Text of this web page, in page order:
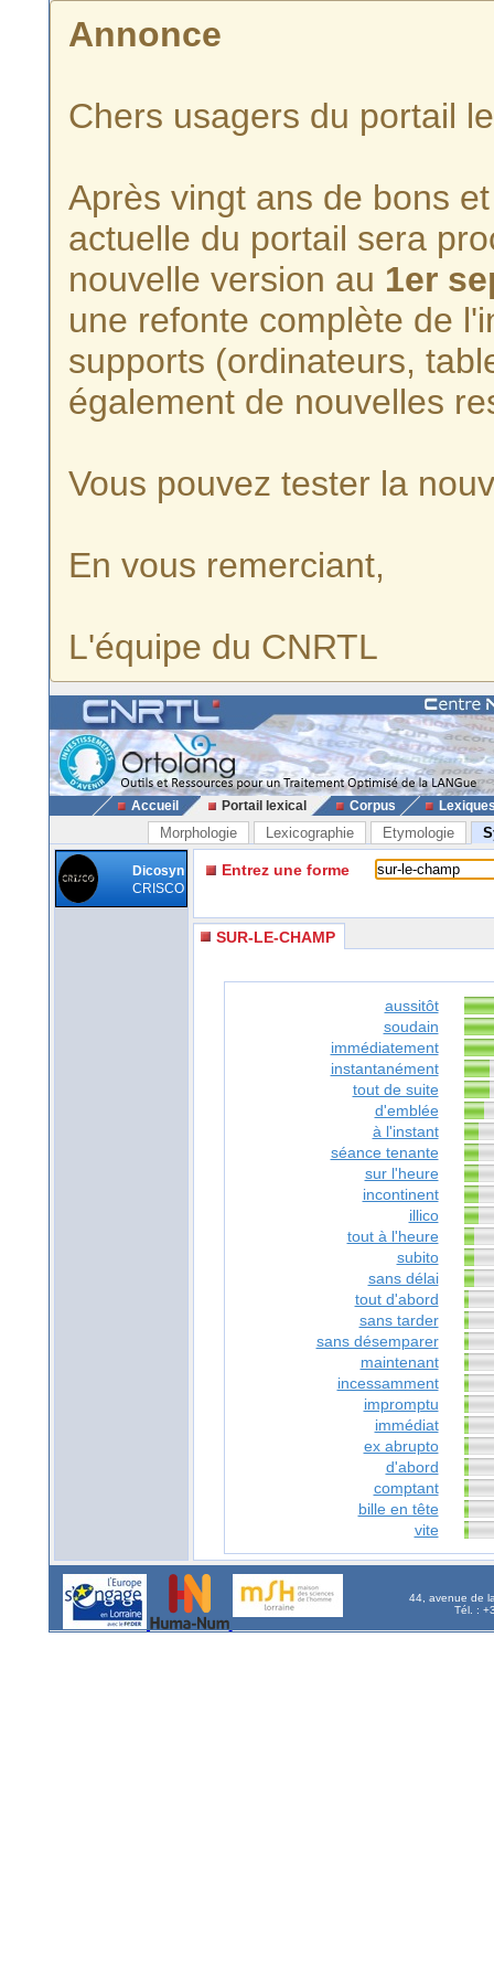
Annonce
Chers usagers du portail
Après vingt ans de bons
actuelle du portail sera
nouvelle version au 1er
une refonte complète de
supports (ordinateurs,
également de nouvelles
Vous pouvez tester la
En vous remerciant,
L'équipe du CNRTL
Accueil Portail lexical Corpus
Morphologie Lexicographie Etymologie
Dicosyn
CRISCO
Entrez une forme
SUR-LE-CHAMP
aussitôt
soudain
immédiatement
instantanément
tout de suite
d'emblée
à l'instant
séance tenante
sur l'heure
incontinent
illico
tout à l'heure
subito
sans délai
tout d'abord
sans tarder
sans désemparer
maintenant
incessamment
impromptu
immédiat
ex abrupto
d'abord
comptant
bille en tête
vite
44, avenue de
Tél. :